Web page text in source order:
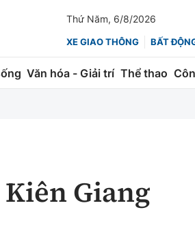
Thứ Năm, 6/8/2026
XE GIAO THÔNG BẤT
Văn hóa - Giải trí Thể thao
Chứng khoán
Giang